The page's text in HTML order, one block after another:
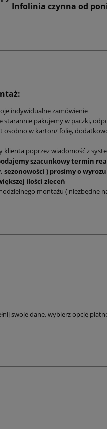
Infolinia czynna od
indywidualne zamówienie
pakujemy w paczki,
osobno w karton/ folię,
klienta poprzez wiadomość z
szacunkowy termin
) prosimy o
ilości zleceń
montażu ( niezbędne
swoje dane, wybierz opcję